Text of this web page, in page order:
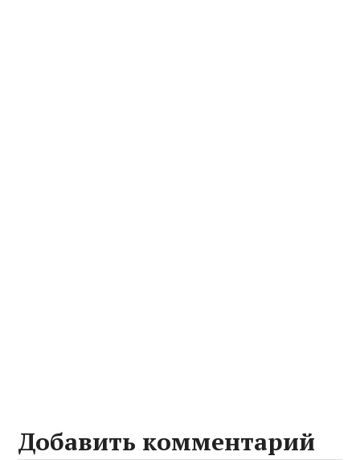
Добавить комментарий